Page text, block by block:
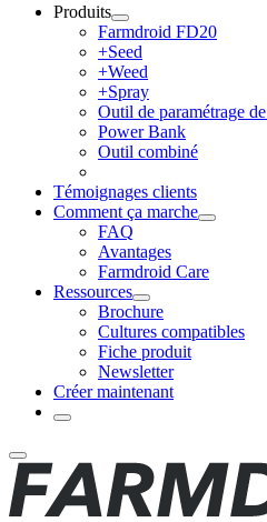
Produits
Farmdroid FD20
+Seed
+Weed
+Spray
Outil de paramétrage
Power Bank
Outil combiné
Témoignages clients
Comment ça marche
FAQ
Avantages
Farmdroid Care
Ressources
Brochure
Cultures compatibles
Fiche produit
Newsletter
Créer maintenant